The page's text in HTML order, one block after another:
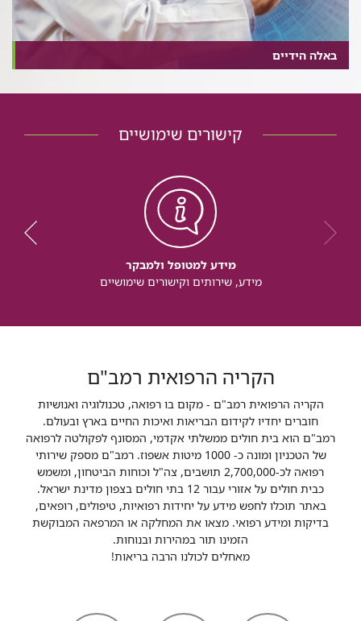
באלה הידיים
קישורים שימושיים
מידע למטופל ולמבקר
מידע, שירותים וקישורים שימושיים
הקריה הרפואית רמב"ם
הקריה הרפואית רמב"ם - מקום בו רפואה, טכנולוגיה ואנושיות
חוברים יחדיו לקידום הבריאות ואיכות החיים בארץ ובעולם.
רמב"ם הוא בית חולים ממשלתי אקדמי, המסונף לפקולטה לרפואה
של הטכניון ומונה כ- 1000 מיטות אשפוז. רמב"ם מספק שירותי
רפואה לכ-2,700,000 תושבים, צה"ל וכוחות הביטחון, ומשמש
כבית חולים על אזורי עבור 12 בתי חולים בצפון מדינת ישראל.
באתר תוכלו לחפש מידע על יחידות רפואיות, טיפולים, רופאים,
בדיקות ומידע רפואי. מצאו את המחלקה או המרפאה המבוקשת
הזמינו תור במהירות ובנוחות.
מאחלים לכולנו הרבה בריאות!